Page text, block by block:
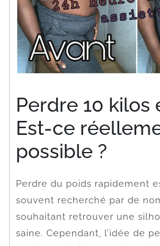
Perdre 10 kilos
Est-ce
possible ?
Perdre du poids rapidement
souvent recherché par de
souhaitant retrouver une
saine. Cependant, l’idée de